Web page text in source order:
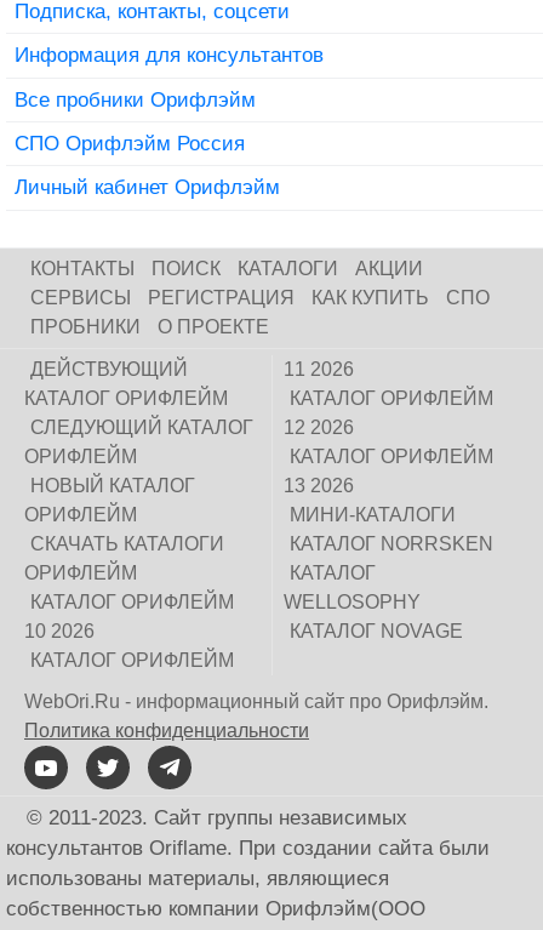
Подписка, контакты, соцсети
Информация для консультантов
Все пробники Орифлэйм
СПО Орифлэйм Россия
Личный кабинет Орифлэйм
КОНТАКТЫ ПОИСК КАТАЛОГИ
АКЦИИ
СЕРВИСЫ
РЕГИСТРАЦИЯ КАК КУПИТЬ
СПО
ПРОБНИКИ
О ПРОЕКТЕ
ДЕЙСТВУЮЩИЙ
КАТАЛОГ ОРИФЛЕЙМ
СЛЕДУЮЩИЙ КАТАЛОГ
ОРИФЛЕЙМ
НОВЫЙ КАТАЛОГ
ОРИФЛЕЙМ
СКАЧАТЬ КАТАЛОГИ
ОРИФЛЕЙМ
КАТАЛОГ ОРИФЛЕЙМ
10 2026
КАТАЛОГ ОРИФЛЕЙМ
11 2026
КАТАЛОГ ОРИФЛЕЙМ
12 2026
КАТАЛОГ ОРИФЛЕЙМ
13 2026
МИНИ-КАТАЛОГИ
КАТАЛОГ NORRSKEN
КАТАЛОГ
WELLOSOPHY
КАТАЛОГ NOVAGE
WebOri.Ru - информационный сайт про Орифлэйм.
Политика конфиденциальности
© 2011-2023. Сайт группы независимых
консультантов Oriflame. При создании сайта были
использованы материалы, являющиеся
собственностью компании Орифлэйм(ООО